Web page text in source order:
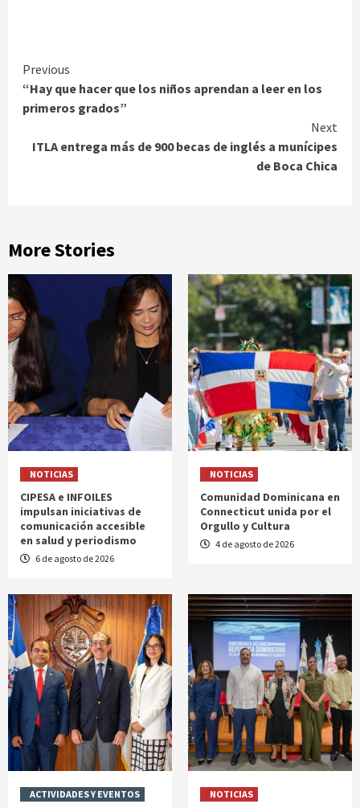
Continue
Reading
Previous
“Hay que hacer que los niños aprendan a leer en los
primeros grados”
Next
ITLA entrega más de 900 becas de inglés a munícipes
de Boca Chica
More Stories
NOTICIAS
CIPESA e INFOILES
impulsan iniciativas de
comunicación accesible
en salud y periodismo
6 de agosto de 2026
NOTICIAS
Comunidad Dominicana en
Connecticut unida por el
Orgullo y Cultura
4 de agosto de 2026
ACTIVIDADES Y EVENTOS NOTICIAS